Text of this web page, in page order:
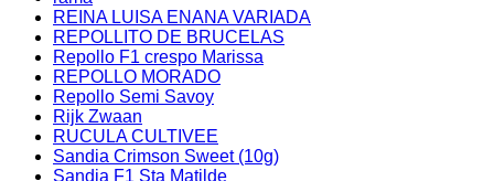
REINA LUISA ENANA VARIADA
REPOLLITO DE BRUCELAS
Repollo F1 crespo Marissa
REPOLLO MORADO
Repollo Semi Savoy
Rijk Zwaan
RUCULA CULTIVEE
Sandia Crimson Sweet (10g)
Sandia F1 Sta Matilde